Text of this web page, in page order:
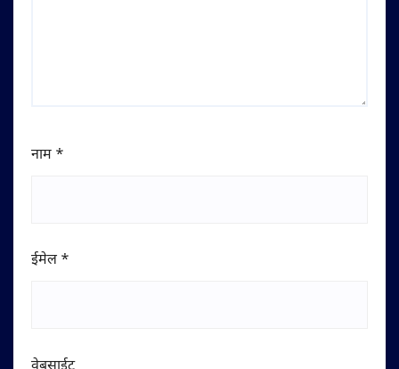
नाम *
ईमेल *